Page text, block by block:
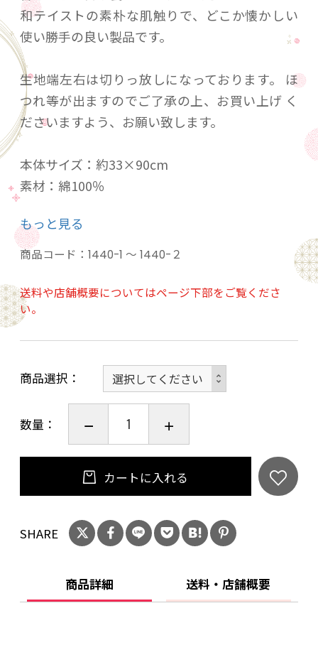
和テイストの素朴な肌触りで、どこか懐かしい
使い勝手の良い製品です。
生地端左右は切りっ放しになっております。 ほ
つれ等が出ますのでご了承の上、お買い上げ く
ださいますよう、お願い致します。
本体サイズ：約33×90cm
素材：綿100％
日本製
商品の柄につきましては下記をご参照のうえ、
ご購入お願いいたします。
商品番号３：浜千鳥
商品番号４：うさぎ
商品番号５：二色水流さくら
商品番号６：青海波
商品番号７：とんぼ
商品番号８：ひょうたん
商品番号１０：鶴亀
商品番号１１：富士山
商品番号１３：さくら
もっと見る
商品コード： 1440-1 ～ 1440-２
送料や店舗概要についてはページ下部をご覧くださ
い。
商品選択
数量：
カートに入れる
SHARE
商品詳細 送料・店舗概要